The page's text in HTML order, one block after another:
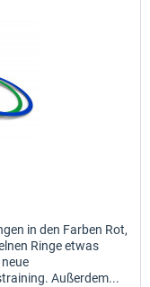
in den Farben Rot,
Ringe etwas
Außerdem...